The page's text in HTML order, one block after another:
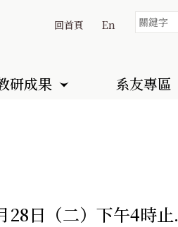
回首頁 En
研成果 系友專區
28日（二）下午4時止.